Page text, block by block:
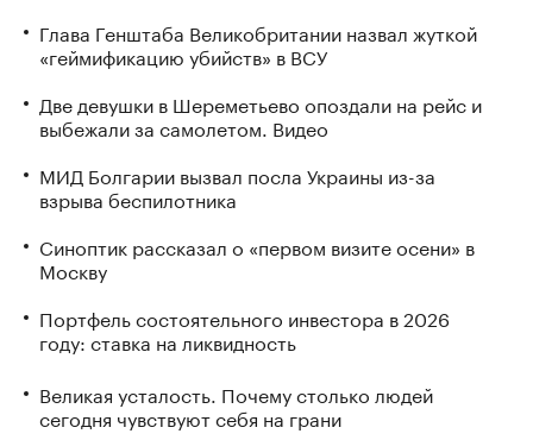
Глава Генштаба Великобритании назвал жуткой
«геймификацию убийств» в ВСУ
Две девушки в Шереметьево опоздали на рейс и
выбежали за самолетом. Видео
МИД Болгарии вызвал посла Украины из-за
взрыва беспилотника
Синоптик рассказал о «первом визите осени» в
Москву
Портфель состоятельного инвестора в 2026
году: ставка на ликвидность
Великая усталость. Почему столько людей
сегодня чувствуют себя на грани